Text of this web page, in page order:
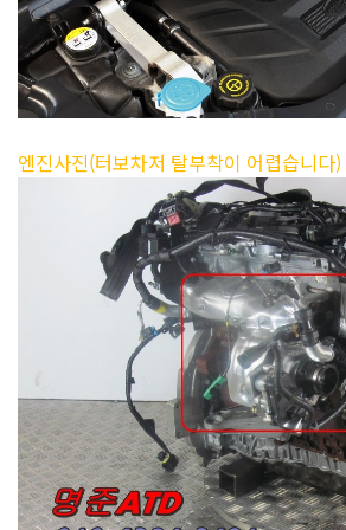
엔진사진(터보차저 탈부착이 어렵습니다)